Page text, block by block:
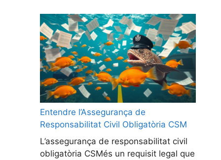
Entendre l’Assegurança de
Responsabilitat Civil Obligatòria CSM
L’assegurança de responsabilitat civil
obligatòria CSMés un requisit legal que